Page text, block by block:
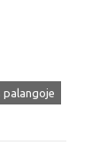
palangoje